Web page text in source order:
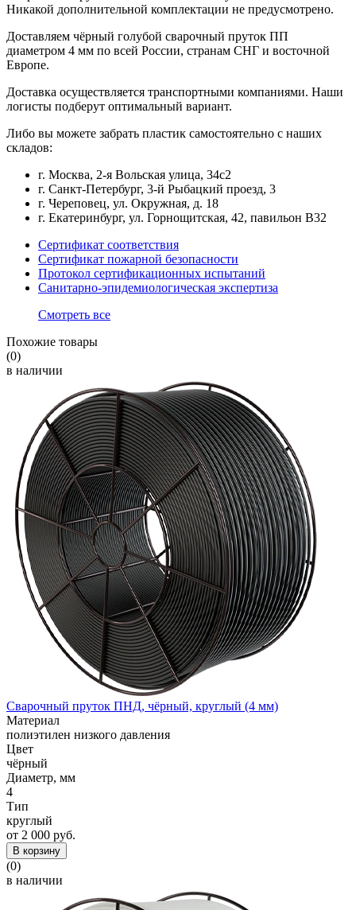
Никакой дополнительной комплектации не предусмотрено.
Доставляем чёрный голубой сварочный пруток ПП
диаметром 4 мм по всей России, странам СНГ и восточной
Европе.
Доставка осуществляется транспортными компаниями. Наши
логисты подберут оптимальный вариант.
Либо вы можете забрать пластик самостоятельно с наших
складов:
г. Москва, 2-я Вольская улица, 34с2
г. Санкт-Петербург, 3-й Рыбацкий проезд, 3
г. Череповец, ул. Окружная, д. 18
г. Екатеринбург, ул. Горнощитская, 42, павильон В32
Сертификат соответствия
Сертификат пожарной безопасности
Протокол сертификационных испытаний
Санитарно-эпидемиологическая экспертиза
Смотреть все
Похожие товары
(0)
в наличии
Сварочный пруток ПНД, чёрный, круглый (4 мм)
Материал
полиэтилен низкого давления
Цвет
чёрный
Диаметр, мм
4
Тип
круглый
от 2 000 руб.
В корзину
(0)
в наличии